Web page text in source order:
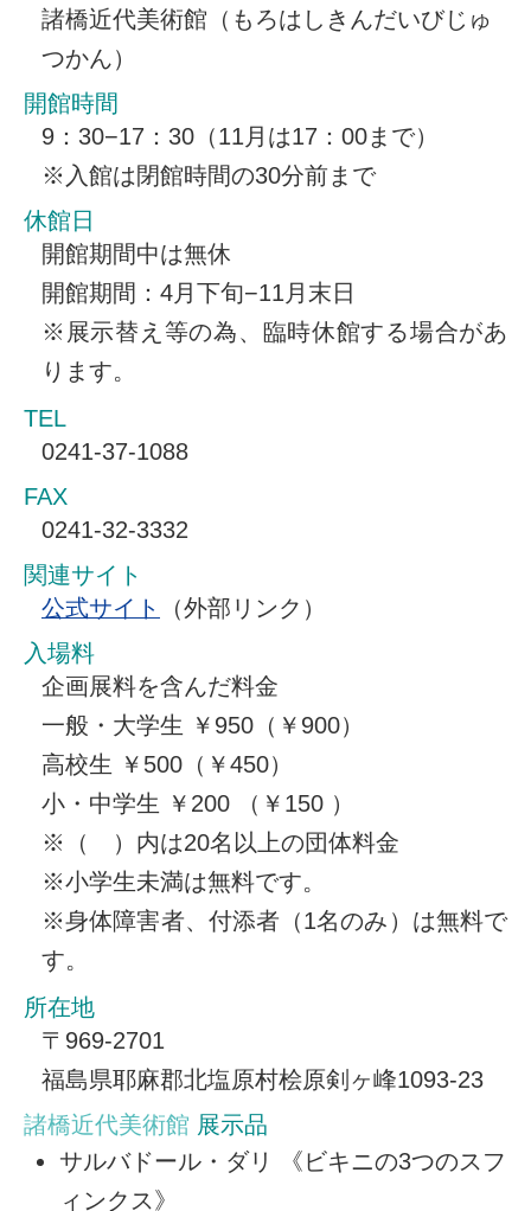
諸橋近代美術館（もろはしきんだいびじゅ
つかん）
開館時間
9：30−17：30（11月は17：00まで）
※入館は閉館時間の30分前まで
休館日
開館期間中は無休
開館期間：4月下旬−11月末日
※展示替え等の為、臨時休館する場合があ
ります。
TEL
0241-37-1088
FAX
0241-32-3332
関連サイト
公式サイト
（外部リンク）
入場料
企画展料を含んだ料金
一般・大学生 ￥950（￥900）
高校生 ￥500（￥450）
小・中学生 ￥200 （￥150 ）
※（ ）内は20名以上の団体料金
※小学生未満は無料です。
※身体障害者、付添者（1名のみ）は無料で
す。
所在地
〒969-2701
福島県耶麻郡北塩原村桧原剣ヶ峰1093-23
諸橋近代美術館 展示品
サルバドール・ダリ 《ビキニの3つのスフ
ィンクス》